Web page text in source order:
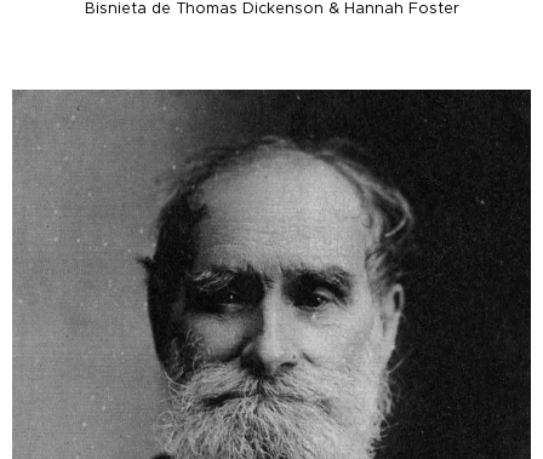
Bisnieta de Thomas Dickenson & Hannah Foster